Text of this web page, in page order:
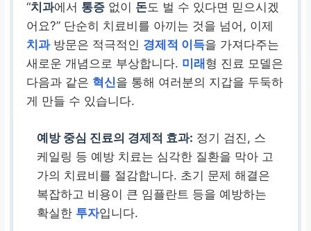
“치과에서 통증 없이 돈도 벌 수 있다면 믿으시겠
어요?” 단순히 치료비를 아끼는 것을 넘어, 이제
치과방문은 적극적인 경제적 이득을 가져다주는
새로운 개념으로 부상합니다. 미래형 진료 모델은
다음과 같은 혁신을 통해 여러분의 지갑을 두둑하
게 만들 수 있습니다.
예방 중심 진료의 경제적 효과: 정기 검진, 스
케일링 등 예방 치료는 심각한 질환을 막아 고
가의 치료비를 절감합니다. 초기 문제 해결은
복잡하고 비용이 큰 임플란트 등을 예방하는
확실한 투자입니다.